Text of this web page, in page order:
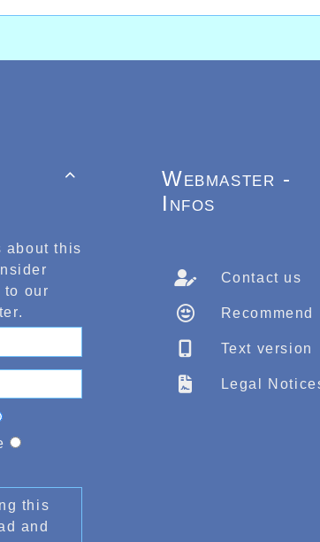

about this
to our
this
and
Webmaster -
Infos
Contact us
Recommend
Text version
Legal